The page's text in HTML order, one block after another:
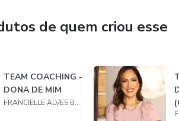
de quem criou esse
TEAM COACHING -
DONA DE MIM
FRANCIELLE ALVES BATISTA